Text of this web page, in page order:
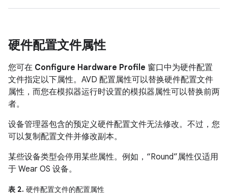
硬件配置文件属性
您可在 Configure Hardware Profile 窗口中为硬件配置
文件指定以下属性。AVD 配置属性可以替换硬件配置文件
属性，而您在模拟器运行时设置的模拟器属性可以替换前两
者。
设备管理器包含的预定义硬件配置文件无法修改。不过，您
可以复制配置文件并修改副本。
某些设备类型会停用某些属性。例如，“Round”属性仅适用
于 Wear OS 设备。
表 2. 硬件配置文件的配置属性